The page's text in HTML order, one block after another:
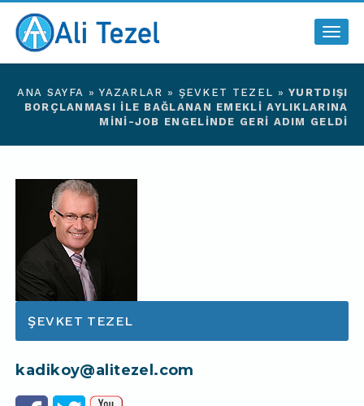
ANA SAYFA »YAZARLAR » ŞEVKET TEZEL »YURTDIŞI
BORÇLANMASI İLE BAĞLANAN EMEKLI AYLIKLARINA
MINI-JOB ENGELINDE GERI ADIM GELDI
ŞEVKET TEZEL
kadikoy@alitezel.com